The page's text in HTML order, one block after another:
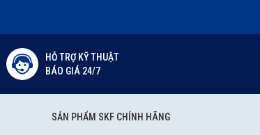
HỖ TRỢ KỸ THUẬT
BÁO GIÁ 24/7
SẢN PHẨM SKF CHÍNH HÃNG